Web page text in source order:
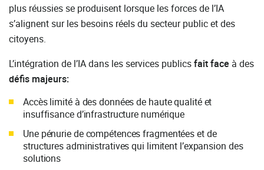
plus réussies se produisent lorsque les forces de l’IA
s’alignent sur les besoins réels du secteur public et des
citoyens.
L’intégration de l’IA dans les services publicsfait face à des
défis majeurs:
Accès limité à des données de haute qualité et
insuffisance d’infrastructure numérique
Une pénurie de compétences fragmentées et de
structures administratives qui limitent l’expansion des
solutions